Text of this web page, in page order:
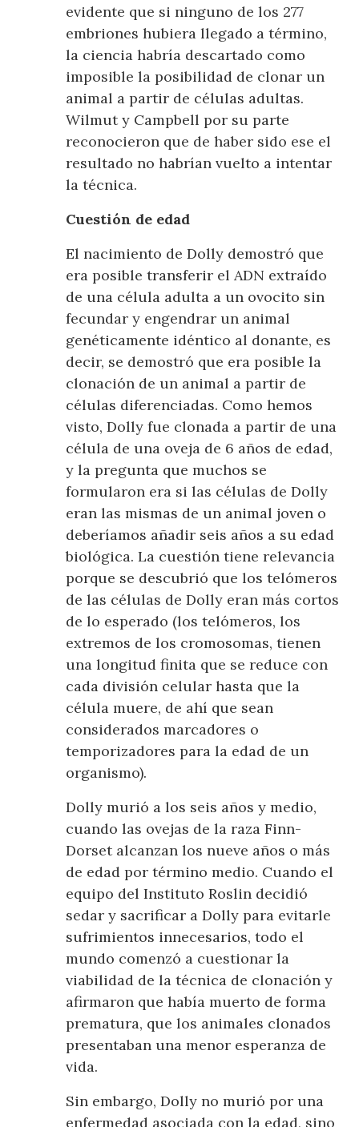
evidente que si ninguno de los 277
embriones hubiera llegado a término,
la ciencia habría descartado como
imposible la posibilidad de clonar un
animal a partir de células adultas.
Wilmut y Campbell por su parte
reconocieron que de haber sido ese el
resultado no habrían vuelto a intentar
la técnica.
Cuestión de edad
El nacimiento de Dolly demostró que
era posible transferir el ADN extraído
de una célula adulta a un ovocito sin
fecundar y engendrar un animal
genéticamente idéntico al donante, es
decir, se demostró que era posible la
clonación de un animal a partir de
células diferenciadas. Como hemos
visto, Dolly fue clonada a partir de una
célula de una oveja de 6 años de edad,
y la pregunta que muchos se
formularon era si las células de Dolly
eran las mismas de un animal joven o
deberíamos añadir seis años a su edad
biológica. La cuestión tiene relevancia
porque se descubrió que los telómeros
de las células de Dolly eran más cortos
de lo esperado (los telómeros, los
extremos de los cromosomas, tienen
una longitud finita que se reduce con
cada división celular hasta que la
célula muere, de ahí que sean
considerados marcadores o
temporizadores para la edad de un
organismo).
Dolly murió a los seis años y medio,
cuando las ovejas de la raza Finn-
Dorset alcanzan los nueve años o más
de edad por término medio. Cuando el
equipo del Instituto Roslin decidió
sedar y sacrificar a Dolly para evitarle
sufrimientos innecesarios, todo el
mundo comenzó a cuestionar la
viabilidad de la técnica de clonación y
afirmaron que había muerto de forma
prematura, que los animales clonados
presentaban una menor esperanza de
vida.
Sin embargo, Dolly no murió por una
enfermedad asociada con la edad, sino